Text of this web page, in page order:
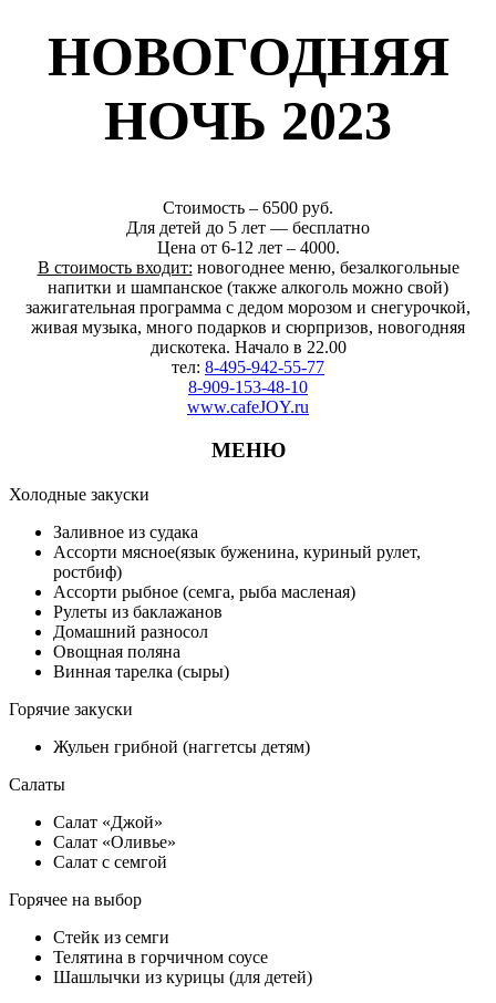
НОВОГОДНЯЯ
НОЧЬ 2023
Стоимость – 6500 руб.
Для детей до 5 лет — бесплатно
Цена от 6-12 лет – 4000.
В стоимость входит: новогоднее меню, безалкогольные
напитки и шампанское (также алкоголь можно свой)
зажигательная программа с дедом морозом и снегурочкой,
живая музыка, много подарков и сюрпризов, новогодняя
дискотека. Начало в 22.00
тел: 8-495-942-55-77
8-909-153-48-10
www.cafeJOY.ru
МЕНЮ
Холодные закуски
Заливное из судака
Ассорти мясное(язык буженина, куриный рулет,
ростбиф)
Ассорти рыбное (семга, рыба масленая)
Рулеты из баклажанов
Домашний разносол
Овощная поляна
Винная тарелка (сыры)
Горячие закуски
Жульен грибной (наггетсы детям)
Салаты
Салат «Джой»
Салат «Оливье»
Салат с семгой
Горячее на выбор
Стейк из семги
Телятина в горчичном соусе
Шашлычки из курицы (для детей)